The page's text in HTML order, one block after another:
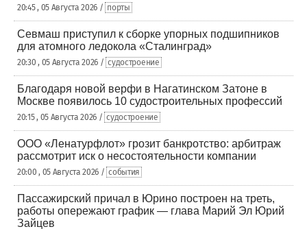
20:45 , 05 Августа 2026 / порты
Севмаш приступил к сборке упорных подшипников
для атомного ледокола «Сталинград»
20:30 , 05 Августа 2026 / судостроение
Благодаря новой верфи в Нагатинском Затоне в
Москве появилось 10 судостроительных профессий
20:15 , 05 Августа 2026 / судостроение
ООО «Ленатурфлот» грозит банкротство: арбитраж
рассмотрит иск о несостоятельности компании
20:00 , 05 Августа 2026 / события
Пассажирский причал в Юрино построен на треть,
работы опережают график — глава Марий Эл Юрий
Зайцев